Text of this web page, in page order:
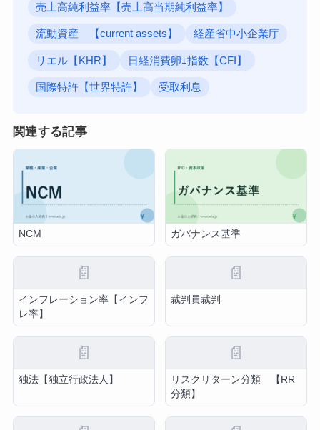
売上高純利益率【売上高当期純利益率】
流動資産 【current assets】 経産省中小企業庁
リエル【KHR】 日経消費卵ｪ指数【CFI】
国際特許【世界特許】 受取利息
関連する記事
NCM ガバナンス基準
📄
インフレーション率【インフ
レ率】
📄
裁判員裁判
📄
独法【独立行政法人】
📄
リスクリターン分類 【RR
分類】